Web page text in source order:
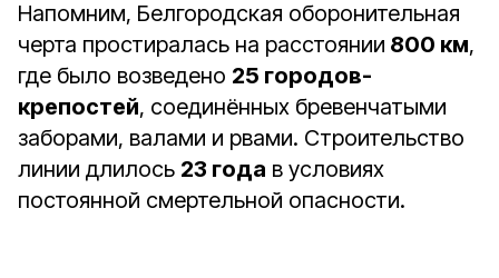
Напомним, Белгородская оборонительная
черта простиралась на расстоянии 800 км,
где было возведено 25 городов-
крепостей, соединённых бревенчатыми
заборами, валами и рвами. Строительство
линии длилось 23 года в условиях
постоянной смертельной опасности.